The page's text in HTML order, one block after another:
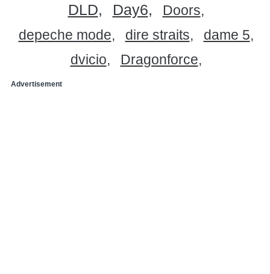
DLD
Day6
Doors
depeche mode
dire straits
dame 5
dvicio
Dragonforce
Advertisement